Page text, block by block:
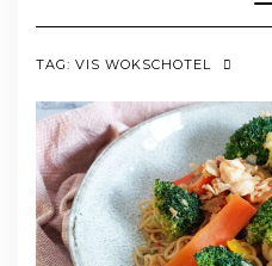
TAG: VIS WOKSCHOTEL